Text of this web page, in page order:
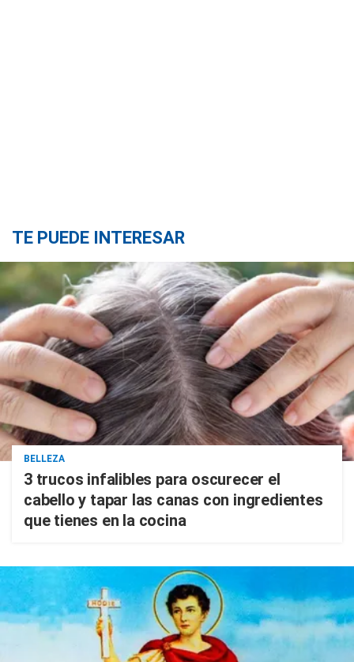
TE PUEDE INTERESAR
BELLEZA
3 trucos infalibles para oscurecer el
cabello y tapar las canas con ingredientes
que tienes en la cocina